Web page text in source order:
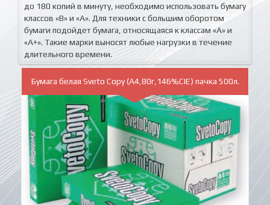
до 180 копий в минуту, необходимо использовать бумагу
классов «В» и «А». Для техники с большим оборотом
бумаги подойдет бумага, относящаяся к классам «А» и
«А+». Такие марки выносят любые нагрузки в течение
длительного времени.
Бумага белая Sveto Copy (A4,80г,146%CIE) пачка 500л.